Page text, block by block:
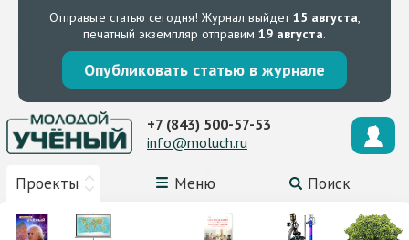
Отправьте статью сегодня! Журнал выйдет15 августа,
печатный экземпляр отправим 19 августа.
Опубликовать статью в журнале
Проекты Меню Поиск
+7 (843) 500-57-53
info@moluch.ru